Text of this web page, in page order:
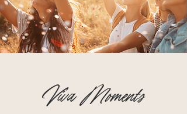
Viva Moments